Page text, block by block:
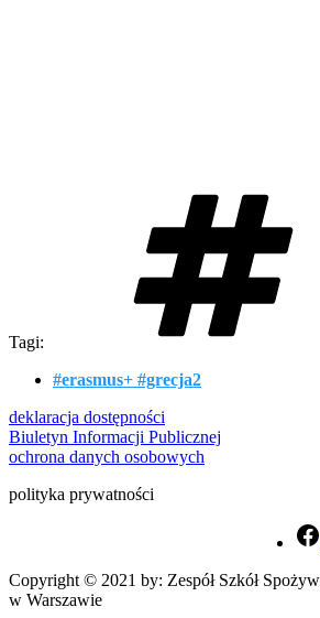
Tagi:
#erasmus+ #grecja2
deklaracja dostępności
Biuletyn Informacji Publicznej
ochrona danych osobowych
polityka prywatności
Copyright © 2021 by: Zespół Szkół
w Warszawie